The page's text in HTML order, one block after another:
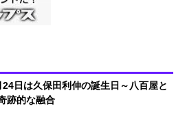
24日は久保田利伸の誕生日～八百屋と
跡的な融合